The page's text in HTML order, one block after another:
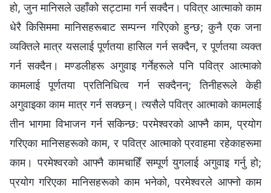
हो, जुन मानिसले उहाँको सट्टामा गर्न सक्दैन। पवित्र आत्माको काम
धेरै किसिममा मानिसहरूबाट सम्पन्‍न गरिएको हुन्छ; कुनै एक जना
व्यक्तिले मात्र यसलाई पूर्णतया हासिल गर्न सक्दैन, र पूर्णतया व्यक्त
गर्न सक्दैन। मण्डलीहरू अगुवाइ गर्नेहरूले पनि पवित्र आत्माको
कामलाई पूर्णतया प्रतिनिधित्व गर्न सक्दैनन्; तिनीहरूले केही
अगुवाइका काम मात्र गर्न सक्छन्। त्यसैले पवित्र आत्माको कामलाई
तीन भागमा विभाजन गर्न सकिन्छ: परमेश्‍वरको आफ्नै काम, प्रयोग
गरिएका मानिसहरूको काम, र पवित्र आत्माको प्रवाहमा रहेकाहरूमा
काम। परमेश्‍वरको आफ्नै कामचाहिँ सम्पूर्ण युगलाई अगुवाइ गर्नु हो;
प्रयोग गरिएका मानिसहरूको काम भनेको, परमेश्‍वरले आफ्नो काम